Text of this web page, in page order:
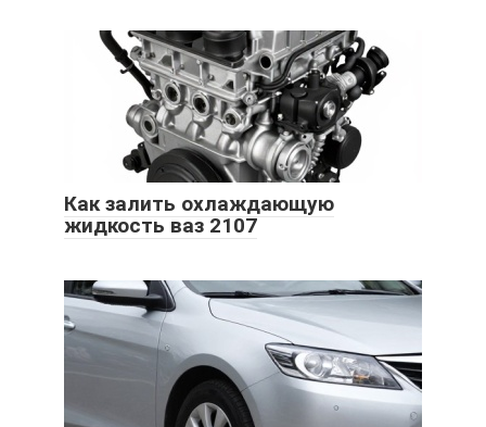
Как залить охлаждающую
жидкость ваз 2107